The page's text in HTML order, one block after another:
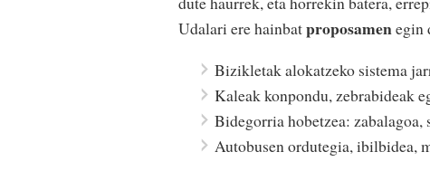
Udalari ere hainbatproposamenegin
Bizikletak alokatzeko sistema
Kaleak konpondu, zebrabideak
Bidegorria hobetzea:
Autobusen ordutegia, ibilbidea,